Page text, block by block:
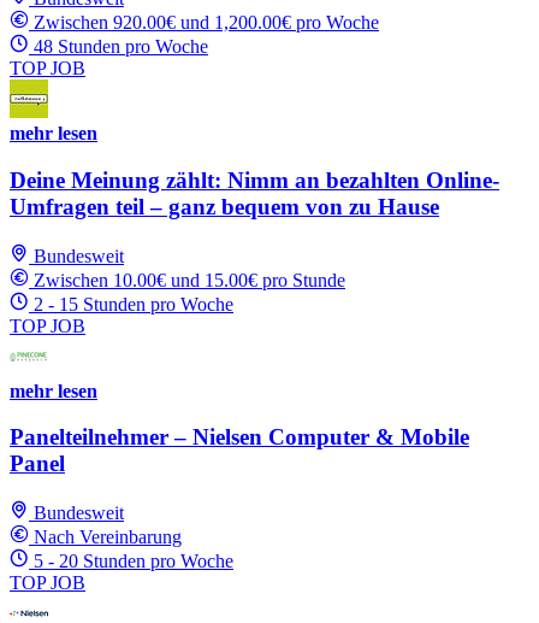
Zwischen 920.00€ und 1,200.00€ pro Woche
48 Stunden pro Woche
TOP JOB
mehr lesen
Deine Meinung zählt: Nimm an bezahlten Online-
Umfragen teil – ganz bequem von zu Hause
Bundesweit
Zwischen 10.00€ und 15.00€ pro Stunde
2 - 15 Stunden pro Woche
TOP JOB
mehr lesen
Panelteilnehmer – Nielsen Computer & Mobile
Panel
Bundesweit
Nach Vereinbarung
5 - 20 Stunden pro Woche
TOP JOB